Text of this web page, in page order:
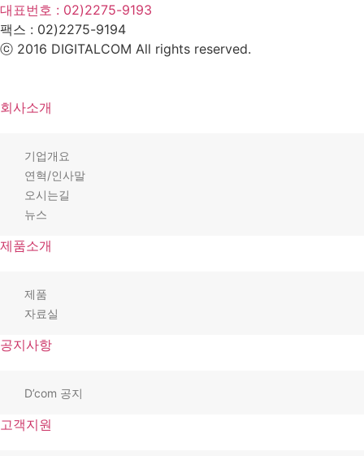
대표번호 : 02)2275-9193
팩스 : 02)2275-9194​
ⓒ 2016 DIGITALCOM All rights reserved.
회사소개
기업개요
연혁/인사말
오시는길
뉴스
제품소개
제품
자료실
공지사항
D’com 공지
고객지원